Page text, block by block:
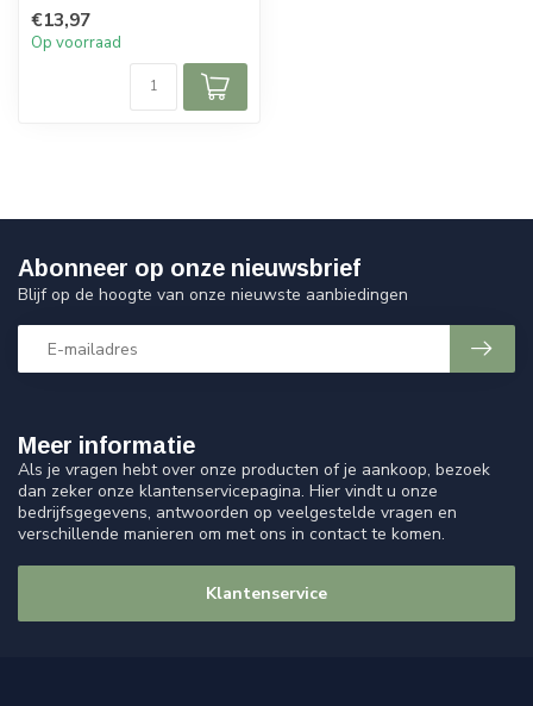
€13,97
Op voorraad
Meer informatie
Als je vragen hebt over onze producten of je aankoop, bezoek
dan zeker onze klantenservicepagina. Hier vindt u onze
bedrijfsgegevens, antwoorden op veelgestelde vragen en
verschillende manieren om met ons in contact te komen.
Klantenservice
Abonneer op onze nieuwsbrief
Blijf op de hoogte van onze nieuwste aanbiedingen